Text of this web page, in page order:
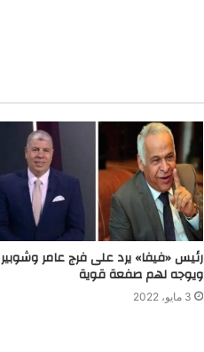
رئيس «فيفا» يرد على فرج عامر وشوبير
ويوجه لهم صفعة قوية
3 مايو، 2022